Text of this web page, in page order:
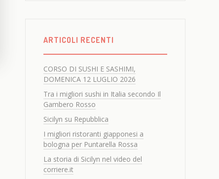
ARTICOLI RECENTI
CORSO DI SUSHI E SASHIMI,
DOMENICA 12 LUGLIO 2026
Tra i migliori sushi in Italia secondo Il
Gambero Rosso
Sicilyn su Repubblica
I migliori ristoranti giapponesi a
bologna per Puntarella Rossa
La storia di Sicilyn nel video del
corriere.it